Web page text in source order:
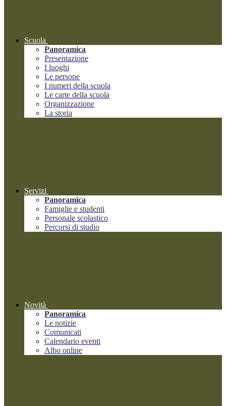
Scuola
Panoramica
Presentazione
I luoghi
Le persone
I numeri della scuola
Le carte della scuola
Organizzazione
La storia
Servizi
Panoramica
Famiglie e studenti
Personale scolastico
Percorsi di studio
Novità
Panoramica
Le notizie
Comunicati
Calendario eventi
Albo online